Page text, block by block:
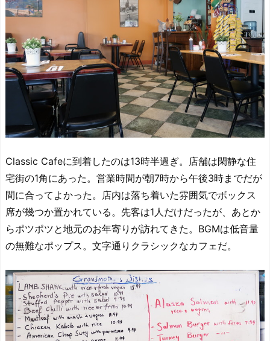
Classic Cafeに到着したのは13時半過ぎ。店舗は閑静な住
宅街の1角にあった。営業時間が朝7時から午後3時までだが
間に合ってよかった。店内は落ち着いた雰囲気でボックス
席が幾つか置かれている。先客は1人だけだったが、あとか
らポツポツと地元のお年寄りが訪れてきた。BGMは低音量
の無難なポップス。文字通りクラシックなカフェだ。